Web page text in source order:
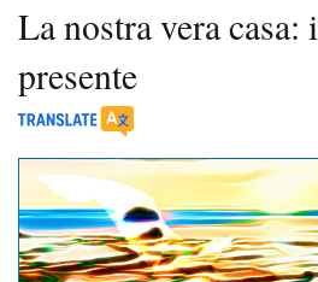
La nostra vera casa:
presente